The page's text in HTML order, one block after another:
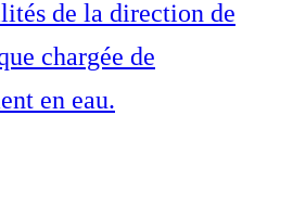
de la direction de
chargée de
en eau.